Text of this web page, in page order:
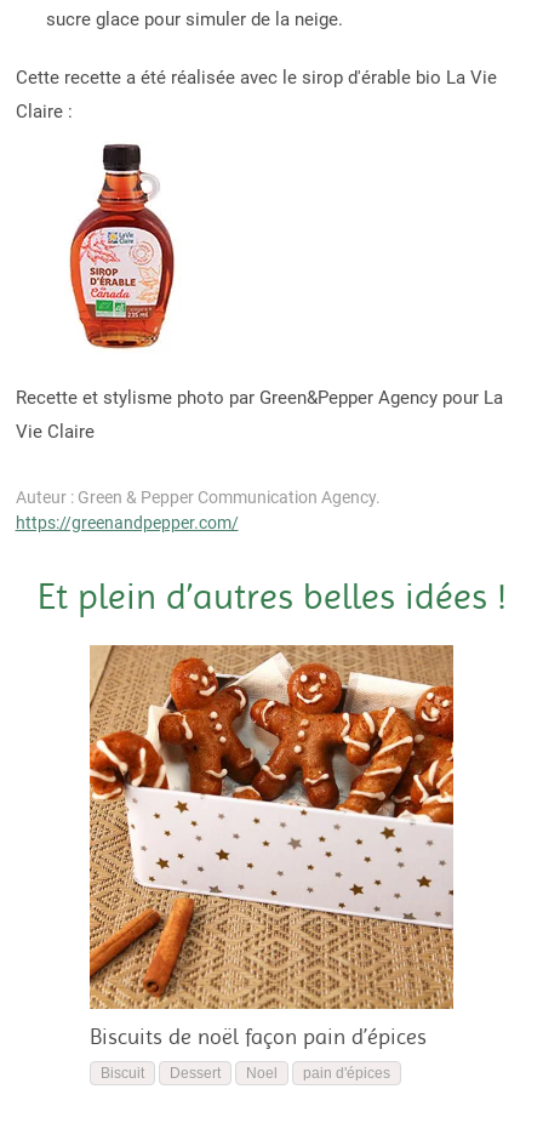
sucre glace pour simuler de la neige.
Cette recette a été réalisée avec le sirop d'érable bio La Vie
Claire :
Recette et stylisme photo par Green&Pepper Agency pour La
Vie Claire
Auteur : Green & Pepper Communication Agency.
https://greenandpepper.com/
Et plein d’autres belles idées !
Biscuits de noël façon pain d’épices
Biscuit Dessert Noel pain d'épices